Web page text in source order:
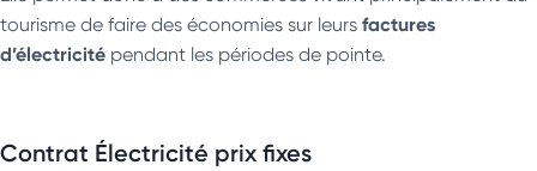
tourisme de faire des économies sur leurs factures
d’électricité pendant les périodes de pointe.
Contrat Électricité prix fixes